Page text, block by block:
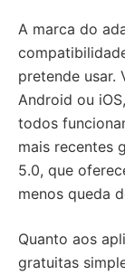
A marca do
pretende usar.
Android ou
todos
mais recentes
5.0, que
menos queda
Quanto aos
gratuitas